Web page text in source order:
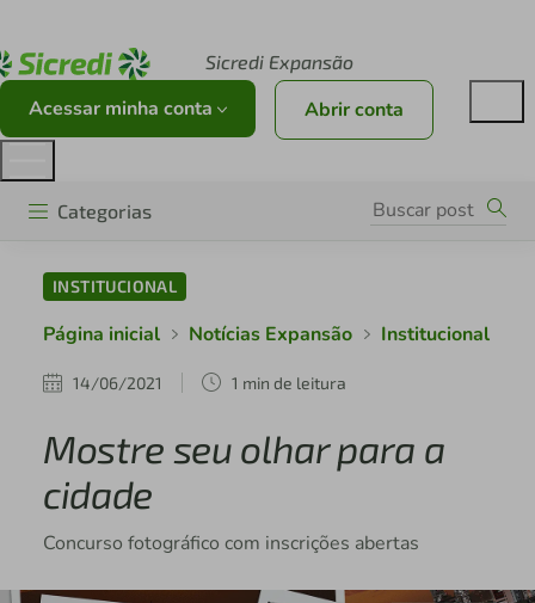
Sicredi Expansão
Acessar minha conta Abrir conta
Categorias
INSTITUCIONAL
Página inicial Notícias Expansão Institucional
14/06/2021 1 min de leitura
Mostre seu olhar para a
cidade
Concurso fotográfico com inscrições abertas